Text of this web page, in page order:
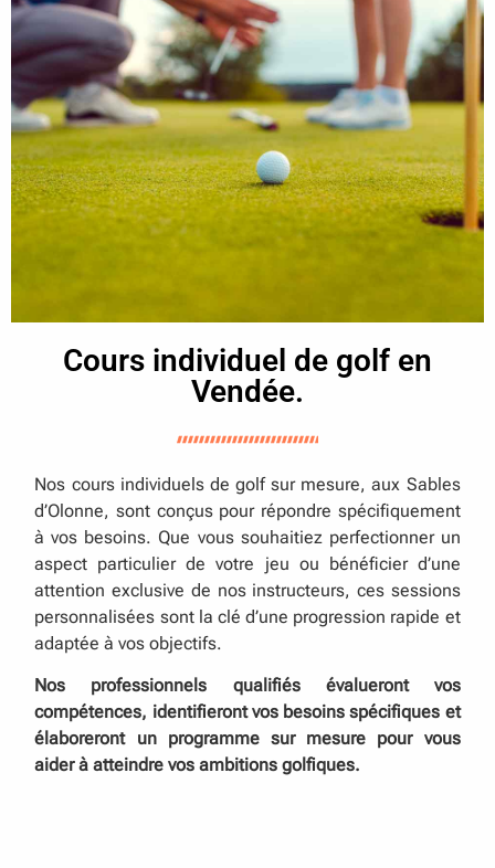
Cours individuel de golf en
Vendée.
Nos cours individuels de golf sur mesure, aux Sables
d’Olonne, sont conçus pour répondre spécifiquement
à vos besoins. Que vous souhaitiez perfectionner un
aspect particulier de votre jeu ou bénéficier d’une
attention exclusive de nos instructeurs, ces sessions
personnalisées sont la clé d’une progression rapide et
adaptée à vos objectifs.
Nos professionnels qualifiés évalueront vos
compétences, identifieront vos besoins spécifiques et
élaboreront un programme sur mesure pour vous
aider à atteindre vos ambitions golfiques.